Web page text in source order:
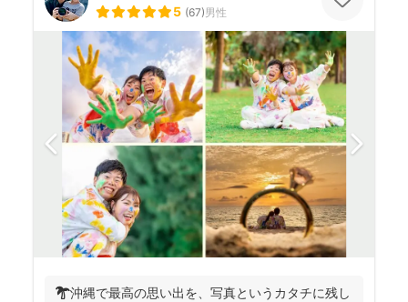
5 (67)男性
🌴沖縄で最高の思い出を、写真というカタチに残し